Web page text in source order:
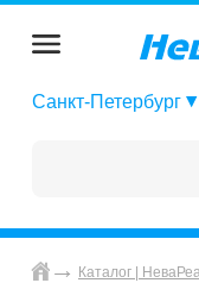
Санкт-Петербург
Каталог |